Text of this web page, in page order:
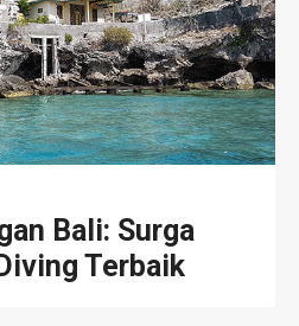
Bali: Surga
Terbaik